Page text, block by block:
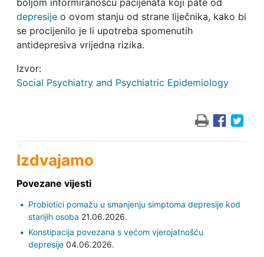
boljom informiranošću pacijenata koji pate od
depresijeo ovom stanju od strane liječnika, kako bi
se procijenilo je li upotreba spomenutih
antidepresiva vrijedna rizika.
Izvor:
Social Psychiatry and Psychiatric Epidemiology
Izdvajamo
Povezane vijesti
Probiotici pomažu u smanjenju simptoma depresije kod
starijih osoba 21.06.2026.
Konstipacija povezana s većom vjerojatnošću
depresije04.06.2026.